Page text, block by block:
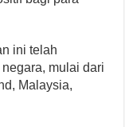
ini telah
mulai dari
Malaysia,